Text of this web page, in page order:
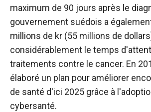
maximum de 90 jours après le
gouvernement suédois a
millions de kr (55 millions de
considérablement le temps
traitements contre le cancer. En
élaboré un plan pour améliorer
de santé d'ici 2025 grâce à
cybersanté.